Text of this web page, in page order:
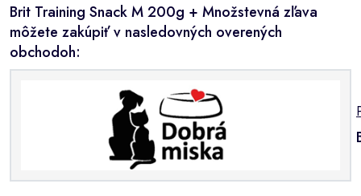
Brit Training Snack M 200g + Množstevná zľava
môžete zakúpiť v nasledovných overených
obchodoh: